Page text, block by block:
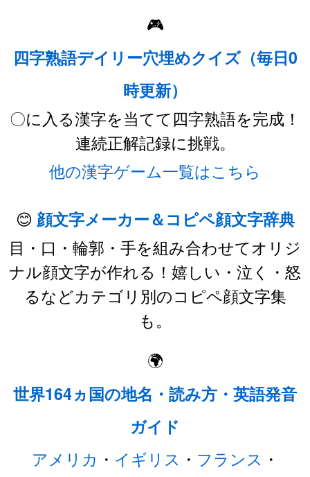
🎮
四字熟語デイリー穴埋めクイズ（毎日0
時更新）
〇に入る漢字を当てて四字熟語を完成！
連続正解記録に挑戦。
他の漢字ゲーム一覧はこちら
😊 顔文字メーカー＆コピペ顔文字辞典
目・口・輪郭・手を組み合わせてオリジ
ナル顔文字が作れる！嬉しい・泣く・怒
るなどカテゴリ別のコピペ顔文字集
も。
🌍
世界164ヵ国の地名・読み方・英語発音
ガイド
アメリカ ・ イギリス ・ フランス ・